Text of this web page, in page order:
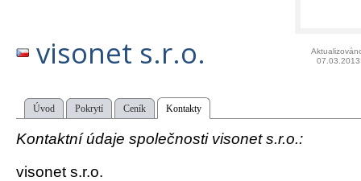
visonet s.r.o.
07.03.2013
Úvod Pokrytí Ceník Kontakty
Kontaktní údaje společnosti visonet s.r.o.:
visonet s.r.o.